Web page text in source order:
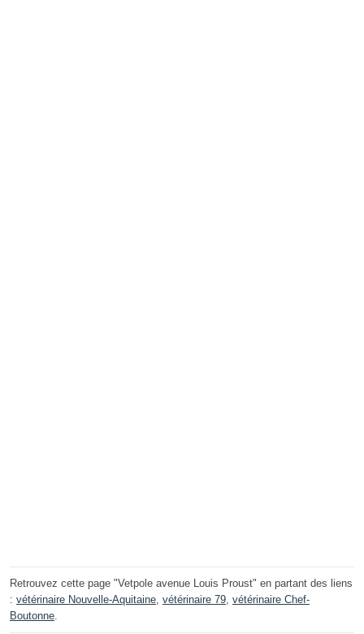
Retrouvez cette page "Vetpole avenue Louis Proust" en partant des liens
: vétérinaire Nouvelle-Aquitaine, vétérinaire 79, vétérinaire Chef-
Boutonne.